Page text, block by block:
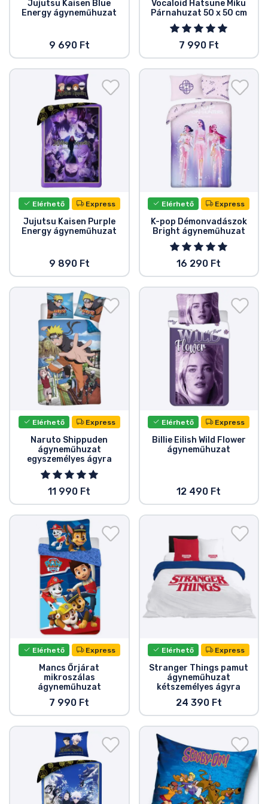
Jujutsu Kaisen Blue
Energy ágyneműhuzat
9 690 Ft
Vocaloid Hatsune Miku
Párnahuzat 50 x 50 cm
7 990 Ft
Elérhető Express
Jujutsu Kaisen Purple
Energy ágyneműhuzat
9 890 Ft
Elérhető Express
K-pop Démonvadászok
Bright ágyneműhuzat
16 290 Ft
Elérhető Express
Naruto Shippuden
ágyneműhuzat
egyszemélyes ágyra
11 990 Ft
Elérhető Express
Billie Eilish Wild Flower
ágyneműhuzat
12 490 Ft
Elérhető Express
Mancs Őrjárat
mikroszálas
ágyneműhuzat
7 990 Ft
Elérhető Express
Stranger Things pamut
ágyneműhuzat
kétszemélyes ágyra
24 390 Ft
Terméktípusok
Márkák